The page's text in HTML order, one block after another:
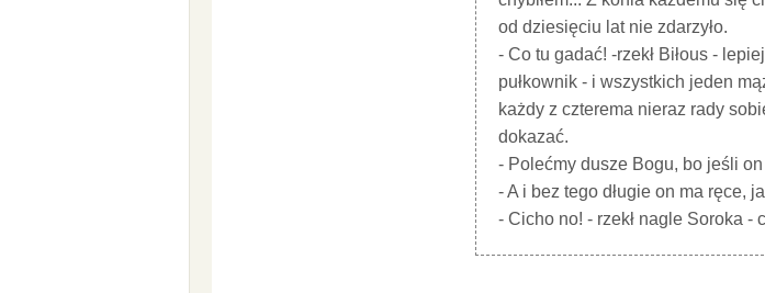
od dziesięciu lat nie zdarzyło.
- Co tu gadać! -rzekł Biłous -
pułkownik - i wszystkich jeden
każdy z czterema nieraz rady
dokazać.
- Polećmy dusze Bogu, bo jeśli
- A i bez tego długie on ma ręce,
- Cicho no! - rzekł nagle Soroka -